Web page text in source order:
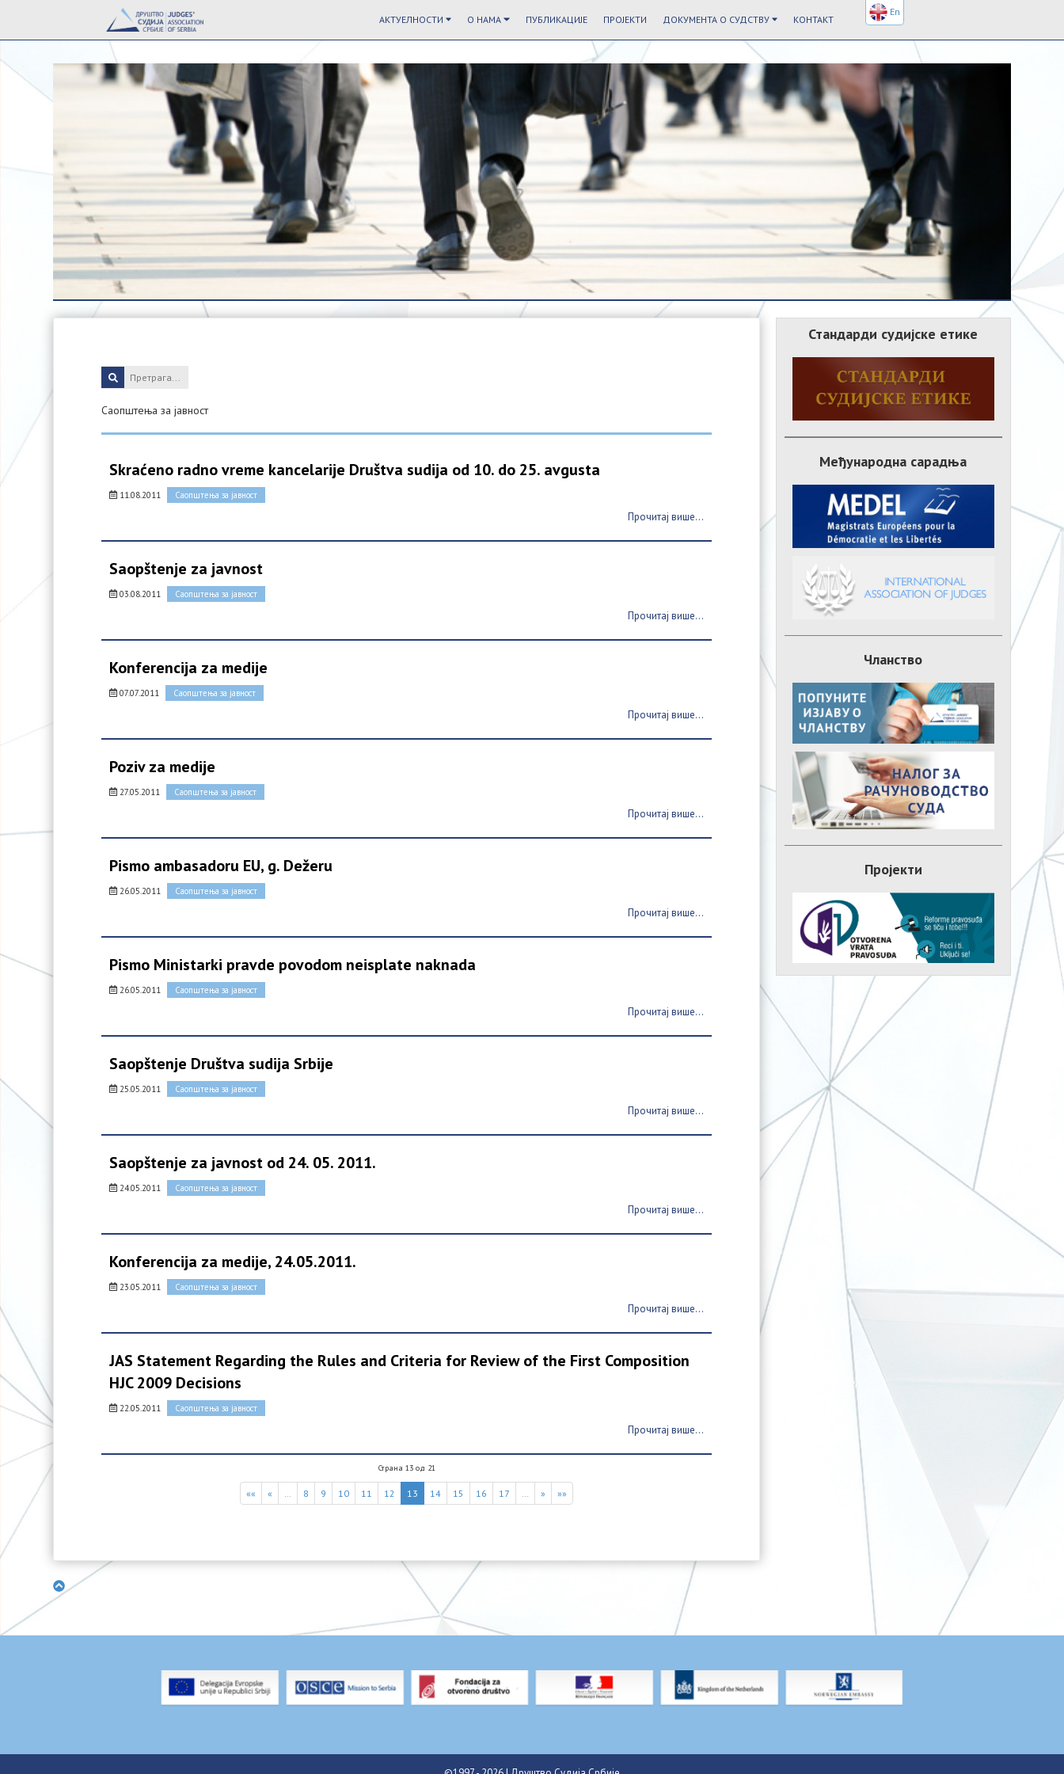
АКТУЕЛНОСТИ О НАМА ПУБЛИКАЦИЈЕ ПРОЈЕКТИ ДОКУМЕНТА О СУДСТВУ КОНТАКТ
Саопштења за јавност
Skraćeno radno vreme kancelarije Društva sudija od 10. do 25. avgusta
11.08.2011 Саопштења за јавност
Прочитај више...
Saopštenje za javnost
03.08.2011 Саопштења за јавност
Прочитај више...
Konferencija za medije
07.07.2011 Саопштења за јавност
Прочитај више...
Poziv za medije
27.05.2011 Саопштења за јавност
Прочитај више...
Pismo ambasadoru EU, g. Dežeru
26.05.2011 Саопштења за јавност
Прочитај више...
Pismo Ministarki pravde povodom neisplate naknada
26.05.2011 Саопштења за јавност
Прочитај више...
Saopštenje Društva sudija Srbije
25.05.2011 Саопштења за јавност
Прочитај више...
Saopštenje za javnost od 24. 05. 2011.
24.05.2011 Саопштења за јавност
Прочитај више...
Konferencija za medije, 24.05.2011.
23.05.2011 Саопштења за јавност
Прочитај више...
JAS Statement Regarding the Rules and Criteria for Review of the First Composition
HJC 2009 Decisions
22.05.2011 Саопштења за јавност
Прочитај више...
Страна 13 од 21
«« « … 8 9 10 11 12 13 14 15 16 17 … » »»
Стандарди судијске етике
Међународна сарадња
Чланство
Пројекти
En